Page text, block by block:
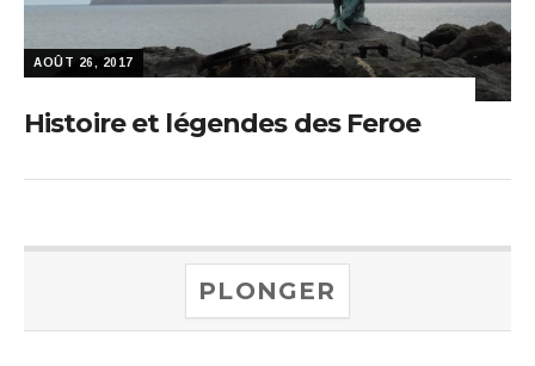
AOÛT 26, 2017
Histoire et légendes des Feroe
PLONGER